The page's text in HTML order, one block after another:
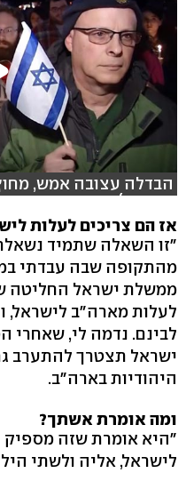
הבדלה עצובה אמש,
רויטרס)
אז הם צריכים לעלות
"זו השאלה שתמיד
מהתקופה שבה עבדתי
ממשלת ישראל החליטה
לעלות מארה"ב לישראל,
לבינם. נדמה לי, שאחרי
ישראל תצטרך להתערב
היהודיות בארה"ב.
ומה אומרת אשתך?
"היא אומרת שזה מספיק
לישראל, אליה ולשתי